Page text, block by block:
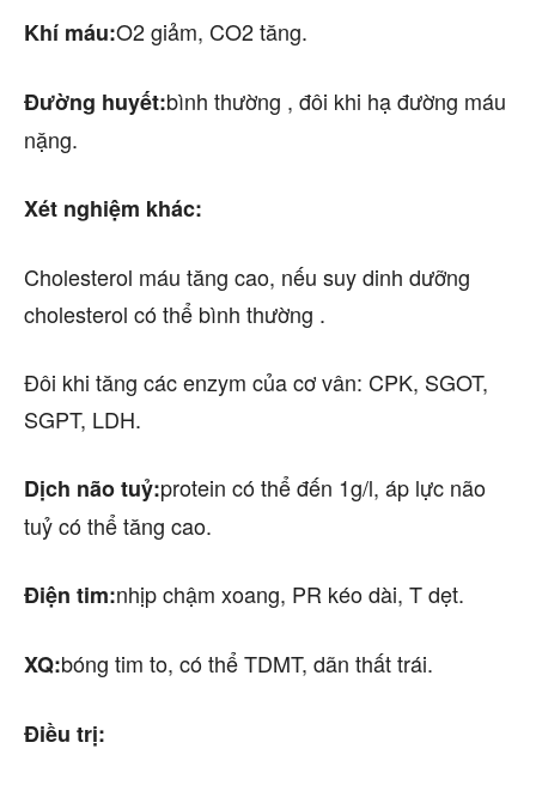
Khí máu:O2 giảm, CO2 tăng.
Đường huyết:bình thường , đôi khi hạ đường máu
nặng.
Xét nghiệm khác:
Cholesterol máu tăng cao, nếu suy dinh dưỡng
cholesterol có thể bình thường .
Đôi khi tăng các enzym của cơ vân: CPK, SGOT,
SGPT, LDH.
Dịch não tuỷ:protein có thể đến 1g/l, áp lực não
tuỷ có thể tăng cao.
Điện tim:nhịp chậm xoang, PR kéo dài, T dẹt.
XQ:bóng tim to, có thể TDMT, dãn thất trái.
Điều trị: